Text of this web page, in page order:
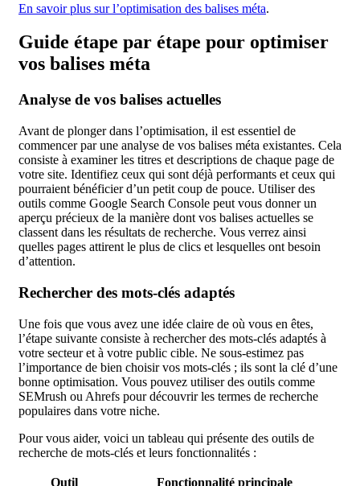
En savoir plus sur l’optimisation des balises méta.
Guide étape par étape pour optimiser
vos balises méta
Analyse de vos balises actuelles
Avant de plonger dans l’optimisation, il est essentiel de
commencer par une analyse de vos balises méta existantes. Cela
consiste à examiner les titres et descriptions de chaque page de
votre site. Identifiez ceux qui sont déjà performants et ceux qui
pourraient bénéficier d’un petit coup de pouce. Utiliser des
outils comme Google Search Console peut vous donner un
aperçu précieux de la manière dont vos balises actuelles se
classent dans les résultats de recherche. Vous verrez ainsi
quelles pages attirent le plus de clics et lesquelles ont besoin
d’attention.
Rechercher des mots-clés adaptés
Une fois que vous avez une idée claire de où vous en êtes,
l’étape suivante consiste à rechercher des mots-clés adaptés à
votre secteur et à votre public cible. Ne sous-estimez pas
l’importance de bien choisir vos mots-clés ; ils sont la clé d’une
bonne optimisation. Vous pouvez utiliser des outils comme
SEMrush ou Ahrefs pour découvrir les termes de recherche
populaires dans votre niche.
Pour vous aider, voici un tableau qui présente des outils de
recherche de mots-clés et leurs fonctionnalités :
Outil
Fonctionnalité principale